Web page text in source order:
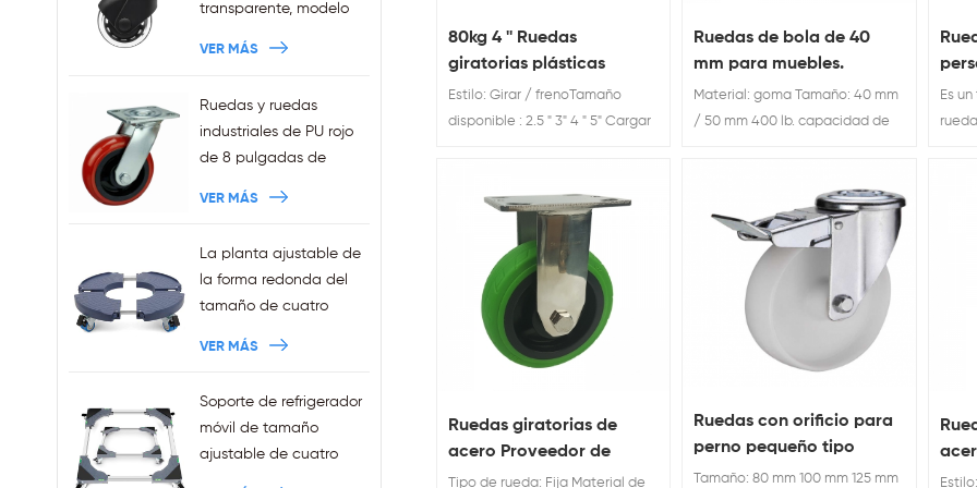
transparente, modelo
silla de oficina
enchufables, ventas al
por mayor
VER MÁS
Ruedas y ruedas
industriales de PU rojo
de 8 pulgadas de
VER MÁS
La planta ajustable de
la forma redonda del
tamaño de cuatro
VER MÁS
Soporte de refrigerador
móvil de tamaño
ajustable de cuatro
80kg 4 '' Ruedas
giratorias plásticas
Estilo: Girar / frenoTamaño
disponible : 2.5 " 3" 4 " 5" Cargar
ruedas de nylon para carritos.
Ruedas de bola de 40
mm para muebles.
Material: goma Tamaño: 40 mm
/ 50 mm 400 lb. capacidad de
Es
Ruedas giratorias de
acero Proveedor de
ruedas resistentes Rueda
Tipo de rueda: Fija Material de
Ruedas con orificio para
perno pequeño tipo
europeo Ruedas con
Tamaño: 80 mm 100 mm 125 mm